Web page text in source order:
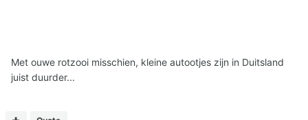
Met ouwe rotzooi misschien, kleine autootjes zijn in Duitsland
juist duurder...